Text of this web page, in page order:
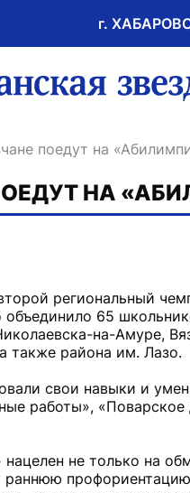
г.
ссылка на главную
поедут на
НА
региональный
65
на-Амуре,
также района им. Лазо.
свои навыки и
работы»,
не только на
раннюю